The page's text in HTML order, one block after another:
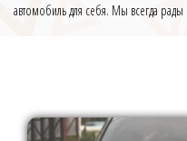
автомобиль для себя. Мы всегда